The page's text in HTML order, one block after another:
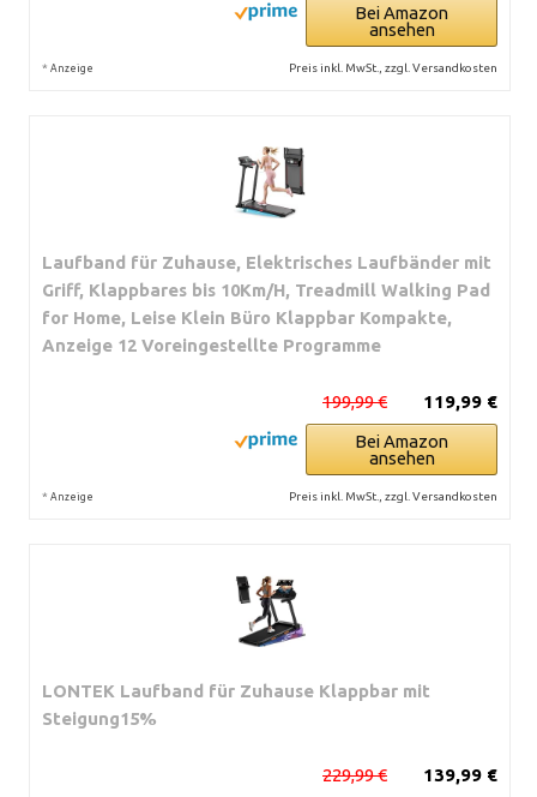
Bei Amazon
ansehen
* Anzeige Preis inkl. MwSt., zzgl. Versandkosten
Laufband für Zuhause, Elektrisches Laufbänder mit
Griff, Klappbares bis 10Km/H, Treadmill Walking Pad
for Home, Leise Klein Büro Klappbar Kompakte,
Anzeige 12 Voreingestellte Programme
119,99 €
199,99 €
Bei Amazon
ansehen
* Anzeige Preis inkl. MwSt., zzgl. Versandkosten
LONTEK Laufband für Zuhause Klappbar mit
Steigung15%
139,99 €
229,99 €